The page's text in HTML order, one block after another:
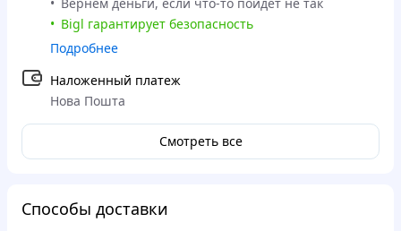
Bigl гарантирует безопасность
Подробнее
Наложенный платеж
Нова Пошта
Смотреть все
Способы доставки